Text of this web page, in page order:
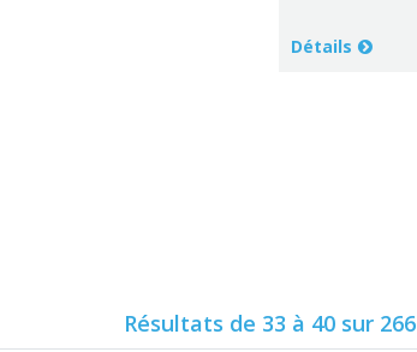
Détails
Résultats de 33 à 40 sur 266